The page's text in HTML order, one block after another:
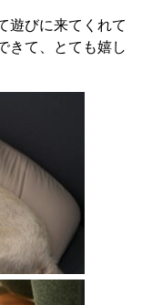
遊びに来てくれて
きて、とても嬉し